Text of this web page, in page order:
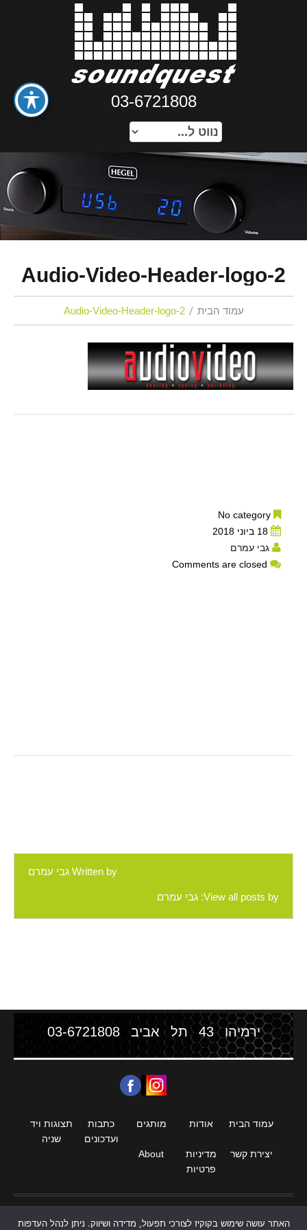
03-6721808
Audio-Video-Header-logo-2
עמוד הבית Audio-Video-Header-logo-2
18 ביוני 2018
גבי עמרם
Comments are closed
Written by גבי עמרם
View all posts by: גבי עמרם
ירמיהו 43 תל אביב 03-6721808
עמוד הבית אודות מותגים
כתבות
ועדכונים
תצוגות ויד
שניה
יצירת קשר
מדיניות
פרטיות
About
האתר עושה שימוש בקוקיז לצורכי תפעול, מדידה ושיווק. ניתן לנהל העדפות